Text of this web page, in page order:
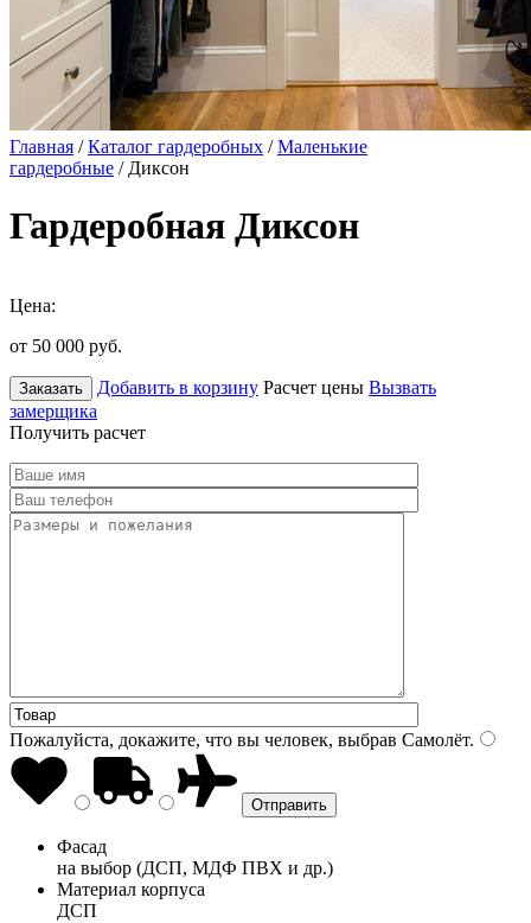
Главная /Каталог гардеробных /Маленькие
гардеробные / Диксон
Гардеробная Диксон
Цена:
от 50 000 руб.
Заказать Добавить в корзину Расчет цены Вызвать
замерщика
Получить расчет
Пожалуйста, докажите, что вы человек, выбрав Самолёт.
Фасад
на выбор (ДСП, МДФ ПВХ и др.)
Материал корпуса
ДСП